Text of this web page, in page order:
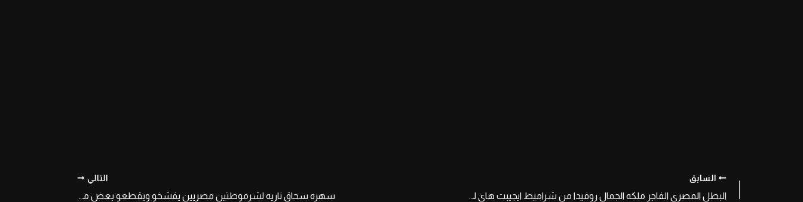
السابق
البطل المصرى الفاجر ملكه الجمال روفيدا من شراميط ايجيبت هاى ليفل
التالي
سهره سحاق ناريه لشرموطتين مصريين يفشخو ويقطعو بعض من شراميط هاى ليفل وصاحبتهم تالته تصورهم